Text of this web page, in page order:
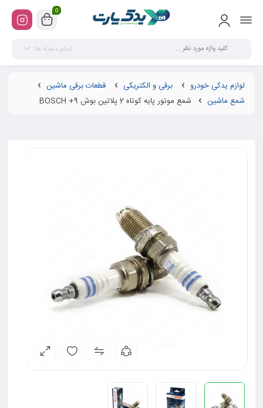
0
تمام دسته ها
لوازم یدکی خودرو برقی و الکتریکی
قطعات برقی ماشین
شمع ماشین
شمع موتور پایه کوتاه 2 پلاتین بوش BOSCH +9